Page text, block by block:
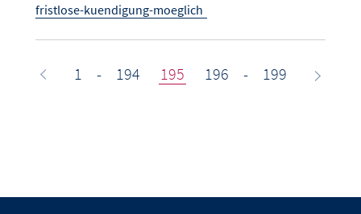
fristlose-kuendigung-moeglich
1 - 194 195 196 - 199